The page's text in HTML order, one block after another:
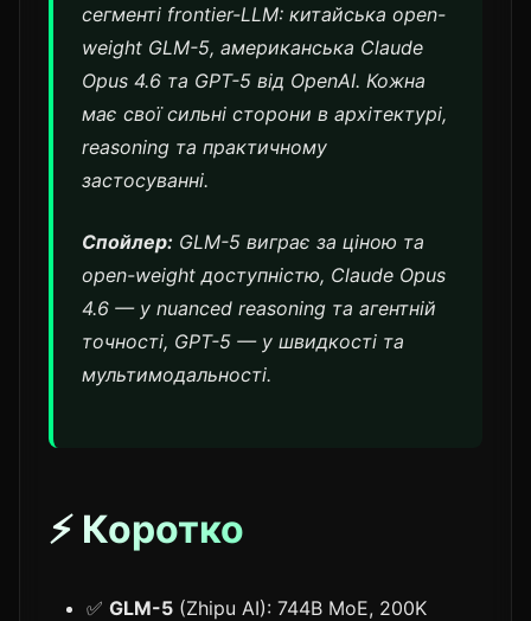
сегменті frontier-LLM: китайська open-
weight GLM-5, американська Claude
Opus 4.6 та GPT-5 від OpenAI. Кожна
має свої сильні сторони в архітектурі,
reasoning та практичному
застосуванні.
Спойлер: GLM-5 виграє за ціною та
open-weight доступністю, Claude Opus
4.6 — у nuanced reasoning та агентній
точності, GPT-5 — у швидкості та
мультимодальності.
⚡ Коротко
✅ GLM-5 (Zhipu AI): 744B MoE, 200K